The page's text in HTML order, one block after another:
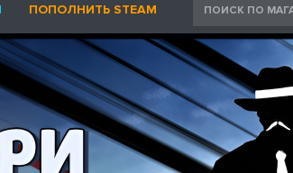
ПОПОЛНИТЬ STEAM